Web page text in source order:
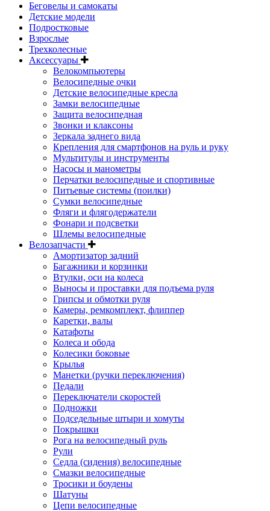
Беговелы и самокаты
Детские модели
Подростковые
Взрослые
Трехколесные
Аксессуары
Велокомпьютеры
Велосипедные очки
Детские велосипедные кресла
Замки велосипедные
Защита велосипедная
Звонки и клаксоны
Зеркала заднего вида
Крепления для смартфонов на руль и руку
Мультитулы и инструменты
Насосы и манометры
Перчатки велосипедные и спортивные
Питьевые системы (поилки)
Сумки велосипедные
Фляги и флягодержатели
Фонари и подсветки
Шлемы велосипедные
Велозапчасти
Амортизатор задний
Багажники и корзинки
Втулки, оси на колеса
Выносы и проставки для подъема руля
Грипсы и обмотки руля
Камеры, ремкомплект, флиппер
Каретки, валы
Катафоты
Колеса и обода
Колесики боковые
Крылья
Манетки (ручки переключения)
Педали
Переключатели скоростей
Подножки
Подседельные штыри и хомуты
Покрышки
Рога на велосипедный руль
Рули
Седла (сидения) велосипедные
Смазки велосипедные
Тросики и боудены
Шатуны
Цепи велосипедные